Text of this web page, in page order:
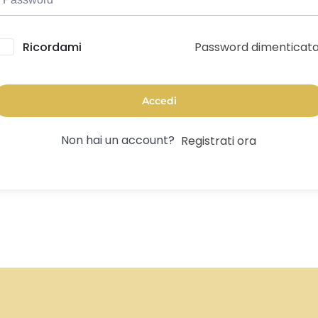
Ricordami Password
Accedi
Non hai un account? Registrati ora